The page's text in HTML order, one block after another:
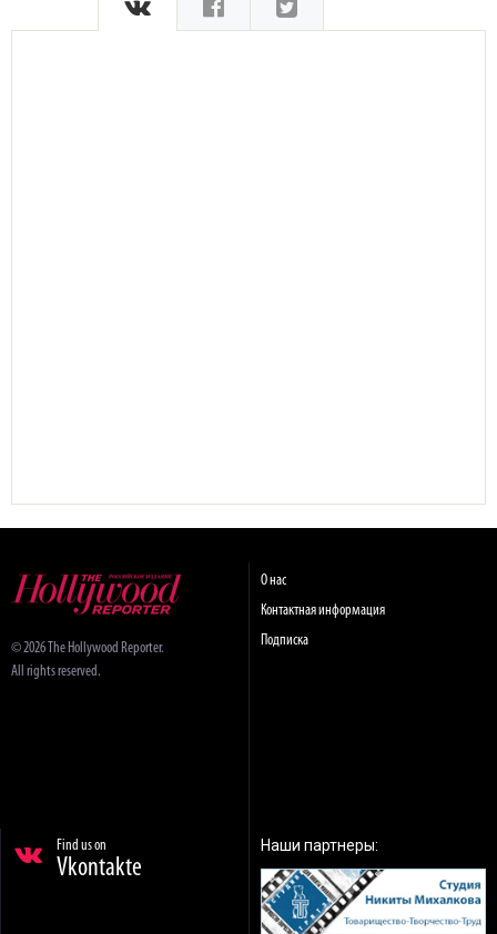
© 2026 The Hollywood Reporter.
All rights reserved.
О нас
Контактная информация
Подписка
Find us on
Vkontakte
Наши партнеры: